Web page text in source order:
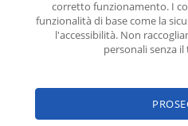
© 2026 Istituto Nazionale di Fisica
54 | 00044 - Frascati
corretto funzionamento. I
funzionalità di base come la
l'accessibilità. Non
personali senza